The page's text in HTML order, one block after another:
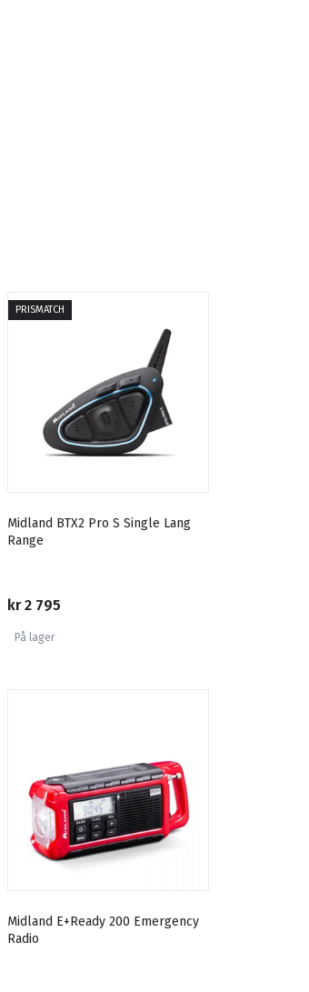
PRISMATCH
Midland BTX2 Pro S Single Lang
Range
kr 2 795
På lager
Midland E+Ready 200 Emergency
Radio